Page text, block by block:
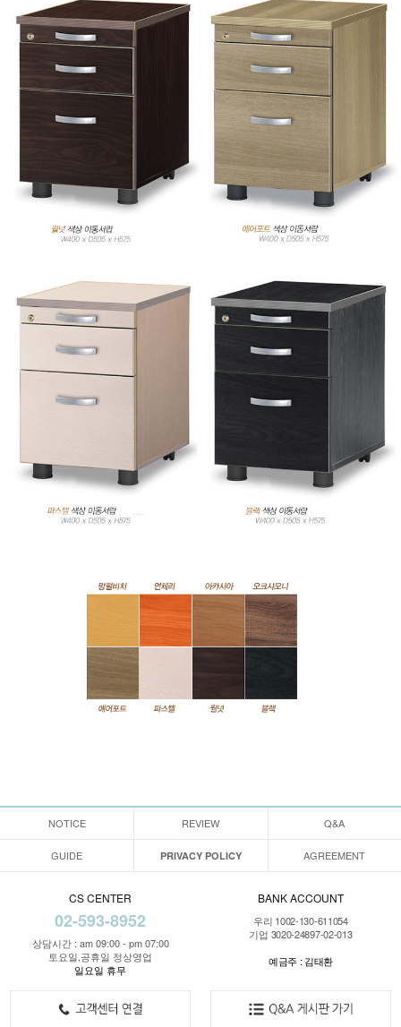
NOTICE REVIEW Q&A
GUIDE PRIVACY POLICY AGREEMENT
CS CENTER
02-593-8952
상담시간 : am 09:00 - pm 07:00
토요일,공휴일 정상영업
일요일 휴무
BANK ACCOUNT
우리 1002-130-611054
기업 3020-24897-02-013
예금주 : 김태환